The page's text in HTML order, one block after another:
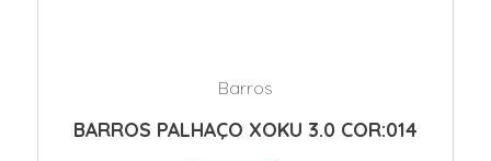
Barros
BARROS PALHAÇO XOKU 3.0 COR:014